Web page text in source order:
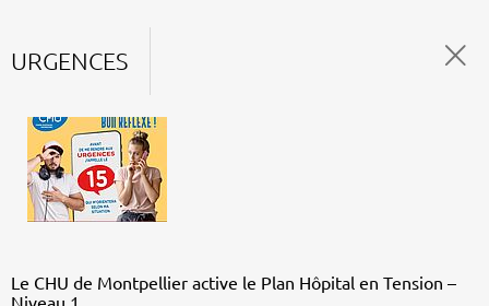
URGENCES
Le CHU de Montpellier active le Plan Hôpital en Tension –